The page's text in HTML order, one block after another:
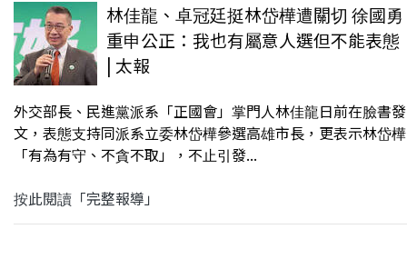
林佳龍、卓冠廷挺林岱樺遭關切 徐國勇
重申公正：我也有屬意人選但不能表態
| 太報
外交部長、民進黨派系「正國會」掌門人林佳龍日前在臉書發
文，表態支持同派系立委林岱樺參選高雄市長，更表示林岱樺
「有為有守、不貪不取」，不止引發...
按此閱讀「完整報導」